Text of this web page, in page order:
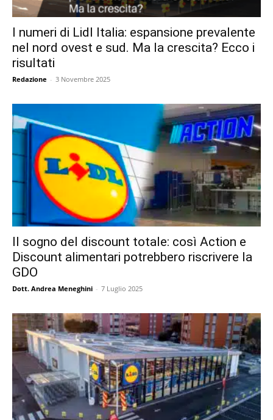
I numeri di Lidl Italia: espansione prevalente
nel nord ovest e sud. Ma la crescita? Ecco i
risultati
Redazione - 3 Novembre 2025
Il sogno del discount totale: così Action e
Discount alimentari potrebbero riscrivere la
GDO
Dott. Andrea Meneghini - 7 Luglio 2025